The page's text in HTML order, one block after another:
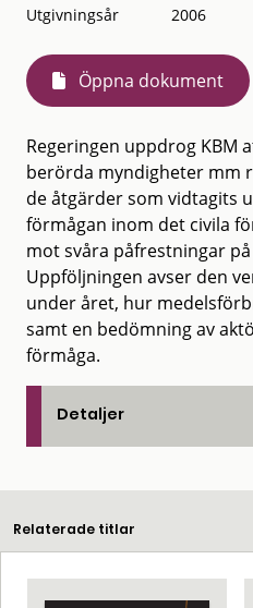
Utgivningsår
2006
Öppna dokument
Regeringen uppdrog KBM
berörda myndigheter mm
de åtgärder som vidtagits
förmågan inom det civila
mot svåra påfrestningar
Uppföljningen avser den
under året, hur
samt en bedömning av
förmåga.
Detaljer
Relaterade titlar